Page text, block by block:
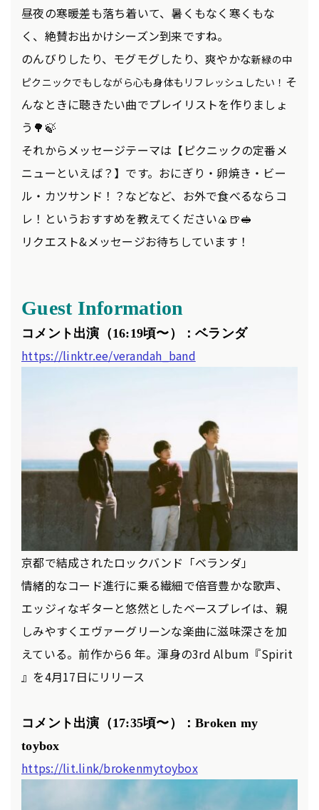
昼夜の寒暖差も落ち着いて、暑くもなく寒くもな
く、絶賛お出かけシーズン到来ですね。
のんびりしたり、モグモグしたり、爽やかな新緑の中
ピクニックでもしながら心も身体もリフレッシュしたい！ そ
んなときに聴きたい曲でプレイリストを作りましょ
う🌳🍃
それからメッセージテーマは【ピクニックの定番メ
ニューといえば？】です。おにぎり・卵焼き・ビー
ル・カツサンド！？などなど、お外で食べるならコ
レ！というおすすめを教えてください🍙🍺🥪
リクエスト&メッセージお待ちしています！
Guest Information
コメント出演（16:19頃〜）：ベランダ
https://linktr.ee/verandah_band
京都で結成されたロックバンド「ベランダ」
情緒的なコード進行に乗る繊細で倍音豊かな歌声、
エッジィなギターと悠然としたベースプレイは、親
しみやすくエヴァーグリーンな楽曲に滋味深さを加
えている。前作から6 年。渾身の3rd Album『Spirit
』を4月17日にリリース
コメント出演（17:35頃〜）：Broken my
toybox
https://lit.link/brokenmytoybox